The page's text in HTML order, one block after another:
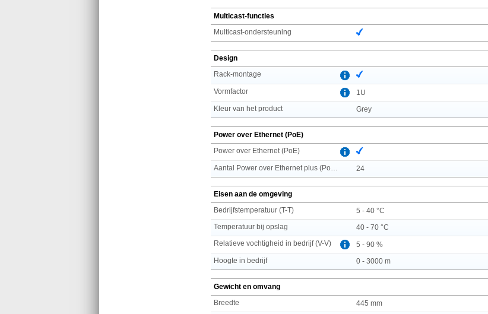
Multicast-functies
Multicast-ondersteuning
Design
Rack-montage
Vormfactor
1U
Kleur van het product
Grey
Power over Ethernet (PoE)
Power over Ethernet (PoE)
24
Eisen aan de omgeving
Bedrijfstemperatuur (T-T)
5 - 40 °C
Temperatuur bij opslag
40 - 70 °C
Relatieve vochtigheid in bedrijf (V-V)
5 - 90 %
Hoogte in bedrijf
0 - 3000 m
Gewicht en omvang
Breedte
445 mm